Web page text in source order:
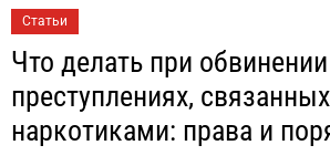
Статьи
Что делать при
преступлениях,
наркотиками: права и